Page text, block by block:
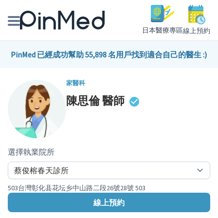
日本醫療專區線上預約
線上預約醫師、院所
健康主題館
PinMed 已經成功幫助 55,898 名用戶找到適合自己的醫生 :)
家醫科
陳思倫醫師
選擇執業院所
503台灣彰化县花坛乡中山路二段26號28號 503
線上預約